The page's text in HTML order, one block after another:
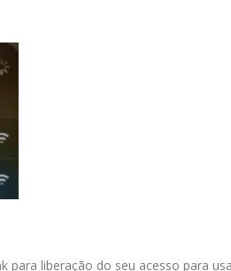
para liberação do seu acesso para